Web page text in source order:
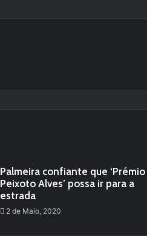
Palmeira confiante que ‘Prémio
Peixoto Alves’ possa ir para a
estrada
2 de Maio, 2020